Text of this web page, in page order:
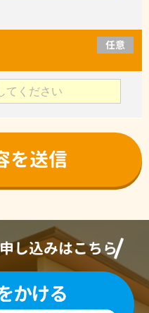
任意
し込みはこちら